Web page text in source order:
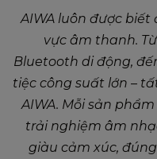
AIWA luôn được
vực âm thanh.
Bluetooth di động,
tiệc công suất lớn –
AIWA. Mỗi sản
trải nghiệm âm
giàu cảm xúc,